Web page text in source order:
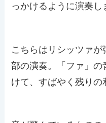
っかけるように演奏し
こちらはリシッツァ
部の演奏。「ファ」
けて、すばやく残りの